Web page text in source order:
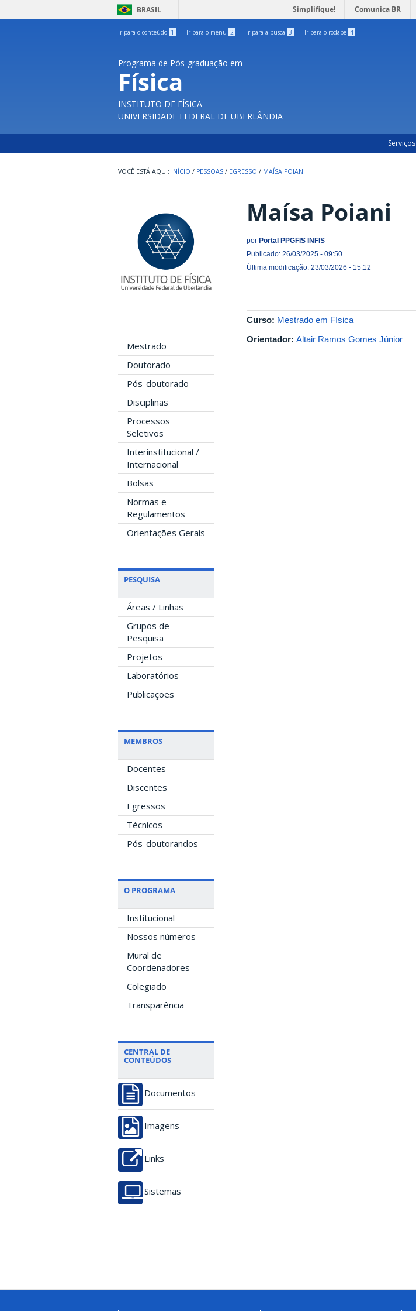
BRASIL Simplifique! Comunica BR
Ir para o conteúdo 1 Ir para o menu 2 Ir para a busca 3 Ir para o rodapé 4
Programa de Pós-graduação em
Física
INSTITUTO DE FÍSICA
UNIVERSIDADE FEDERAL DE UBERLÂNDIA
Serviços
INÍCIO / PESSOAS / EGRESSO / MAÍSA POIANI
Mestrado
Doutorado
Pós-doutorado
Disciplinas
Processos
Seletivos
Interinstitucional /
Internacional
Bolsas
Normas e
Regulamentos
Orientações Gerais
PESQUISA
Áreas / Linhas
Grupos de
Pesquisa
Projetos
Laboratórios
Publicações
MEMBROS
Docentes
Discentes
Egressos
Técnicos
Pós-doutorandos
O PROGRAMA
Institucional
Nossos números
Mural de
Coordenadores
Colegiado
Transparência
CENTRAL DE
CONTEÚDOS
Documentos
Imagens
Links
Sistemas
Maísa Poiani
por Portal PPGFIS INFIS
Publicado: 26/03/2025 - 09:50
Última modificação: 23/03/2026 - 15:12
Curso: Mestrado em Física
Orientador: Altair Ramos Gomes Júnior